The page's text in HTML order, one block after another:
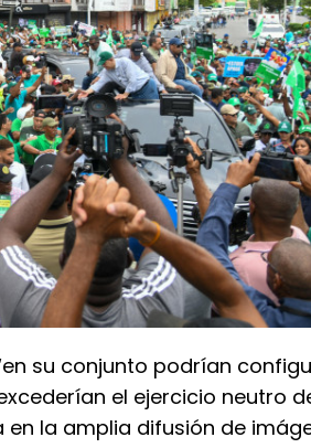
su conjunto podrían
el ejercicio neutro
la amplia difusión de